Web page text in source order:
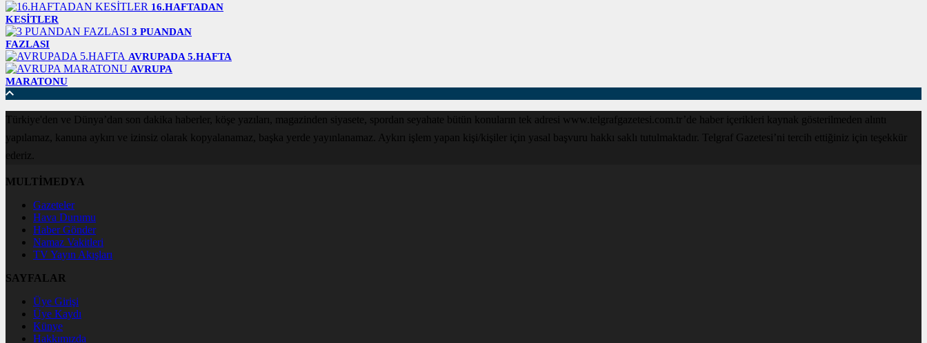
16.HAFTADAN
KESİTLER
3 PUANDAN
FAZLASI
AVRUPADA 5.HAFTA
AVRUPA
MARATONU
Türkiye'den ve Dünya’dan son dakika haberler, köşe yazıları, magazinden siyasete, spordan seyahate bütün konuların tek adresi www.telgrafgazetesi.com.tr’de haber içerikleri kaynak gösterilmeden alıntı
yapılamaz, kanuna aykırı ve izinsiz olarak kopyalanamaz, başka yerde yayınlanamaz. Aykırı işlem yapan kişi/kişiler için yasal başvuru hakkı saklı tutulmaktadır. Telgraf Gazetesi’ni tercih ettiğiniz için teşekkür
ederiz.
MULTİMEDYA
Gazeteler
Hava Durumu
Haber Gönder
Namaz Vakitleri
TV Yayın Akışları
SAYFALAR
Üye Girişi
Üye Kaydı
Künye
Hakkımızda